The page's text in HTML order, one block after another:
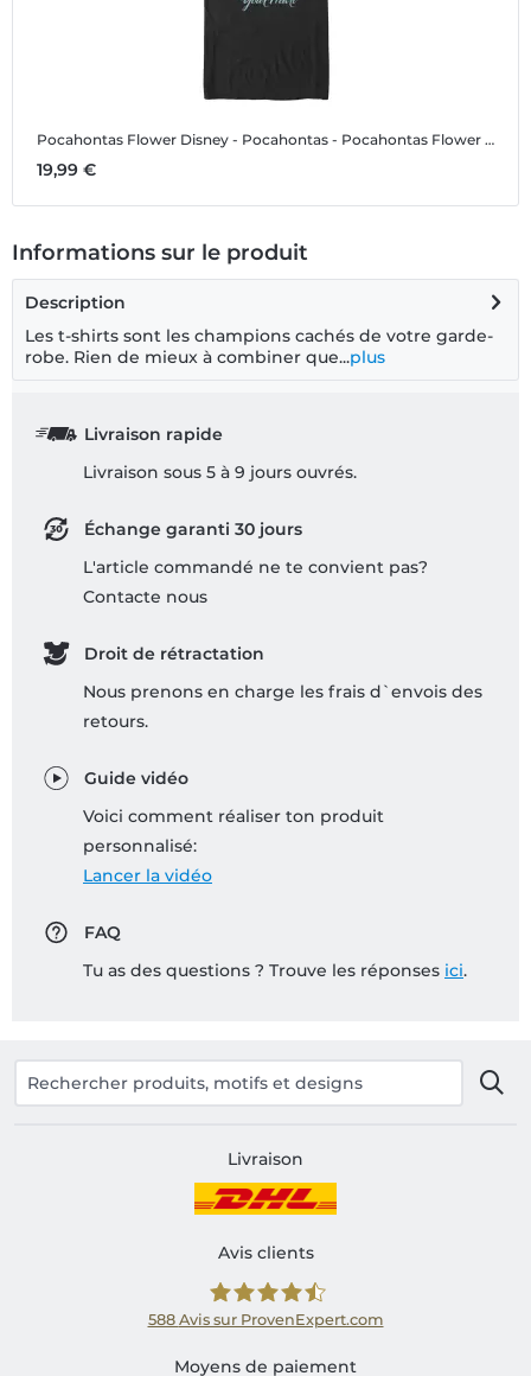
Pocahontas Flower Disney - Pocahontas - Pocahontas Flower - Homme T-shirt
19,99 €
Informations sur le produit
Description
Les t-shirts sont les champions cachés de votre garde-
robe. Rien de mieux à combiner que...plus
Livraison rapide
Livraison sous 5 à 9 jours ouvrés.
Échange garanti 30 jours
L'article commandé ne te convient pas?
Contacte nous
Droit de rétractation
Nous prenons en charge les frais d`envois des
retours.
Guide vidéo
Voici comment réaliser ton produit
personnalisé:
Lancer la vidéo
FAQ
Tu as des questions ? Trouve les réponses ici.
Livraison
Avis clients
Shirtinator FR
588 Avis sur ProvenExpert.com
Moyens de paiement